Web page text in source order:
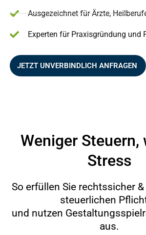
Ausgezeichnet für Ärzte,
Experten für Praxisgründung und
JETZT UNVERBINDLICH ANFRAGEN
Weniger Steuern,
Stress
So erfüllen Sie rechtssicher
steuerlichen
und nutzen
aus.